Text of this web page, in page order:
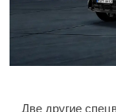
Две другие